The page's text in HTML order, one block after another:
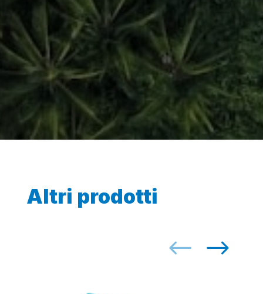
Altri prodotti